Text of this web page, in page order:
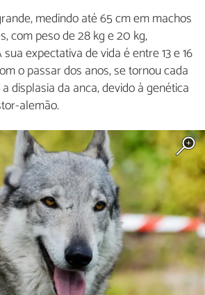
medindo até 65 cm em machos
com peso de 28 kg e 20 kg,
expectativa de vida é entre 13 e 16
o passar dos anos, se tornou cada
displasia da anca, devido à genética
alemão.